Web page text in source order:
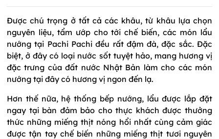
Được chú trọng ở tất cả các khâu, từ khâu lựa chọn
nguyên liệu, tẩm ướp cho tới chế biến, các món lẩu
nướng tại Pachi Pachi đều rất đậm đà, đặc sắc. Đặc
biệt, ở đây có loại nước sốt tuyệt hảo, mang hương vị
đặc trưng của đất nước Nhật Bản làm cho các món
nướng tại đây có hương vị ngon đến lạ.
Hơn thế nữa, hệ thống bếp nướng, lẩu được lắp đặt
ngay tại bàn đảm bảo cho thực khách được thưởng
thức những miếng thịt nóng hổi nhất cùng cảm giác
được tận tay chế biến những miếng thịt tươi nguyên